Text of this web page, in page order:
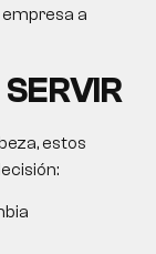
a
estos